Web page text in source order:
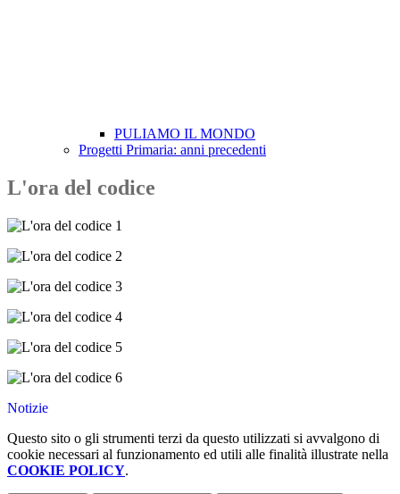
PULIAMO IL MONDO
Progetti Primaria: anni precedenti
L'ora del codice
Notizie
Questo sito o gli strumenti terzi da questo utilizzati si avvalgono di
cookie necessari al funzionamento ed utili alle finalità illustrate nella
COOKIE POLICY.